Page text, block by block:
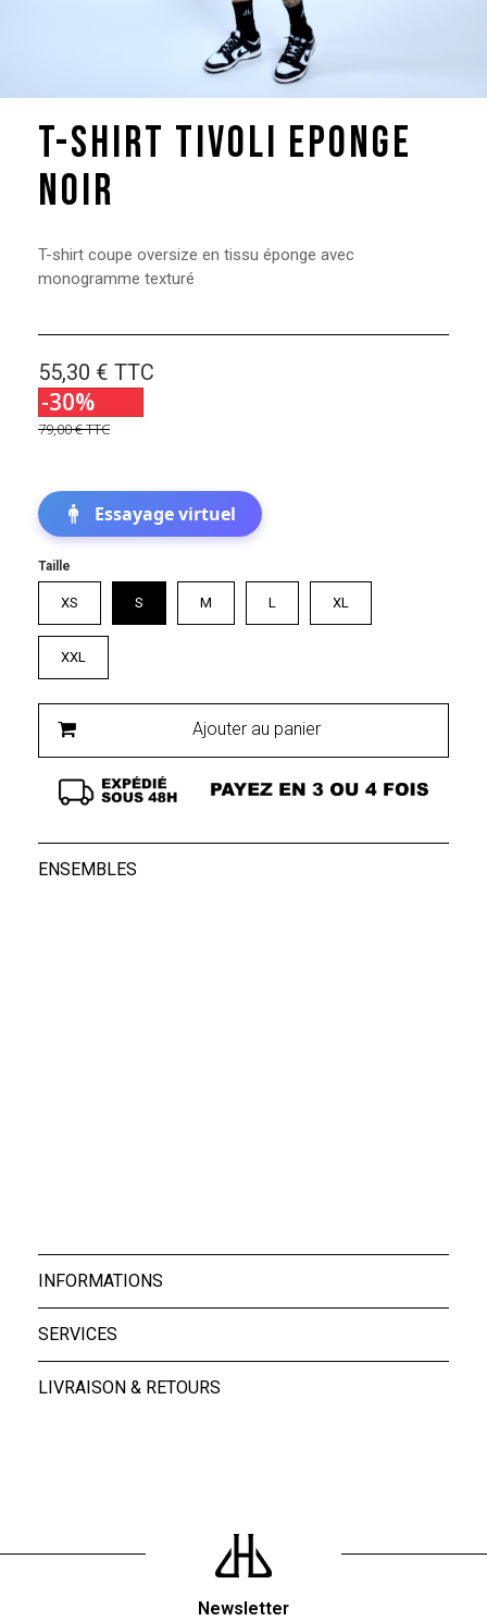
T-shirt Tivoli Eponge
Noir
T-shirt coupe oversize en tissu éponge avec
monogramme texturé
55,30 € TTC
-30%
79,00 €TTC
Essayage virtuel
Taille
XS S M L XL
XXL
Ajouter au panier
ENSEMBLES
INFORMATIONS
SERVICES
LIVRAISON & RETOURS
Newsletter